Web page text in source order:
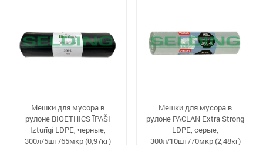
Мешки для мусора в
рулоне BIOETHICS ĪPAŠI
Izturīgi LDPE, черные,
300л/5шт/65мкр (0,97кг)
Мешки для мусора в
рулоне PACLAN Extra Strong
LDPE, серые,
300л/10шт/70мкр (2,48кг)